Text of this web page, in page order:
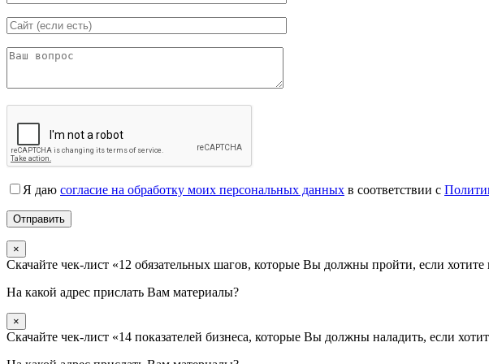
Я даю согласие на обработку моих персональных данных в соответствии с
×
Скачайте чек-лист «12 обязательных шагов, которые Вы должны пройти, если хотите
На какой адрес прислать Вам материалы?
×
Скачайте чек-лист «14 показателей бизнеса, которые Вы должны наладить, если